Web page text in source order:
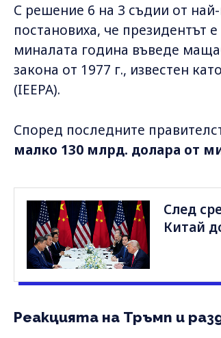
С решение 6 на 3 съдии от
постановиха, че
миналата година въведе
закона от 1977 г., известен
(IEEPA).
Според последните
малко 130 млрд. долара от
След
Китай
Реакцията на Тръмп и